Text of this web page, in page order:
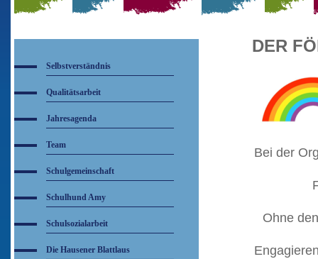
Selbstverständnis
Qualitätsarbeit
Jahresagenda
Team
Schulgemeinschaft
Schulhund Amy
Schulsozialarbeit
Die Hausener Blattlaus
DER
Bei der
Ohne